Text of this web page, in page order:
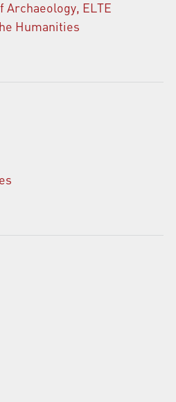
Archaeology, ELTE
Humanities